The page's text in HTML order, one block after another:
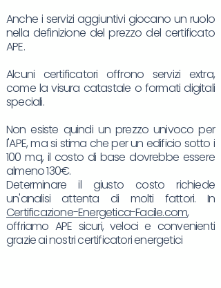
Anche i servizi aggiuntivi giocano un ruolo
nella definizione del prezzo del certificato
APE.
Alcuni certificatori offrono servizi extra,
come la visura catastale o formati digitali
speciali.
Non esiste quindi un prezzo univoco per
l'APE, ma si stima che per un edificio sotto i
100 mq, il costo di base dovrebbe essere
almeno 130€.
Determinare il giusto costo richiede
un'analisi attenta di molti fattori. In
Certificazione-Energetica-Facile.com,
offriamo APE sicuri, veloci e convenienti
grazie ai nostri certificatori energetici